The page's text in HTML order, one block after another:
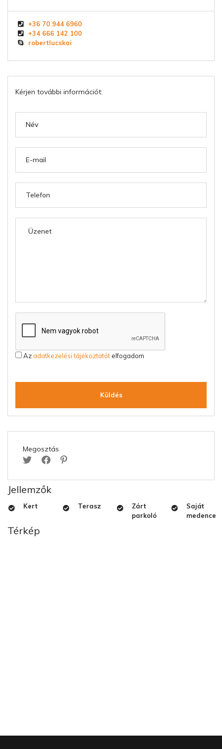
+36 70 944 6960
+34 666 142 100
robertlucskai
Kérjen további információt:
Azadatkezelési tájékoztatót elfogadom
Küldés
Megosztás
Jellemzők
Kert Terasz
Zárt
parkoló
Saját
medence
Térkép